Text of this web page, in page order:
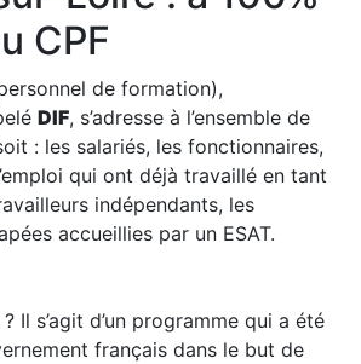
CPF
de formation),
DIF, s’adresse à l’ensemble de
: les salariés, les fonctionnaires,
qui ont déjà travaillé en tant
indépendants, les
accueillies par un ESAT.
? Il s’agit d’un programme qui a été
français dans le but de